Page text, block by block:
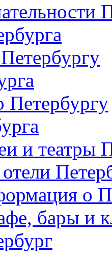
Петербургу
и театры
о
бары и